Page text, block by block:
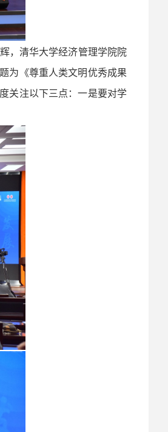
，清华大学经济管理学院院
为《尊重人类文明优秀成果
关注以下三点：一是要对学